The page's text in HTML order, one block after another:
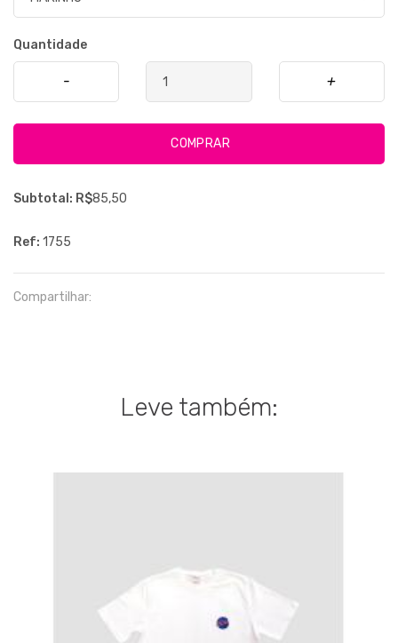
Quantidade
- +
COMPRAR
Subtotal: R$85,50
Ref: 1755
Compartilhar:
Leve também: